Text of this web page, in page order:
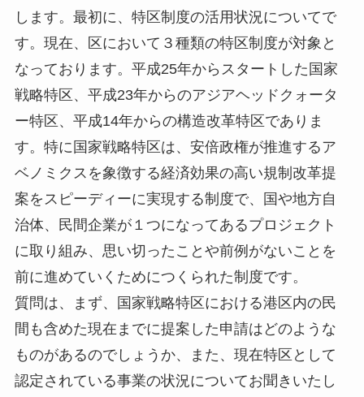
します。最初に、特区制度の活用状況についてで
す。現在、区において３種類の特区制度が対象と
なっております。平成25年からスタートした国家
戦略特区、平成23年からのアジアヘッドクォータ
ー特区、平成14年からの構造改革特区でありま
す。特に国家戦略特区は、安倍政権が推進するア
ベノミクスを象徴する経済効果の高い規制改革提
案をスピーディーに実現する制度で、国や地方自
治体、民間企業が１つになってあるプロジェクト
に取り組み、思い切ったことや前例がないことを
前に進めていくためにつくられた制度です。
質問は、まず、国家戦略特区における港区内の民
間も含めた現在までに提案した申請はどのような
ものがあるのでしょうか、また、現在特区として
認定されている事業の状況についてお聞きいたし